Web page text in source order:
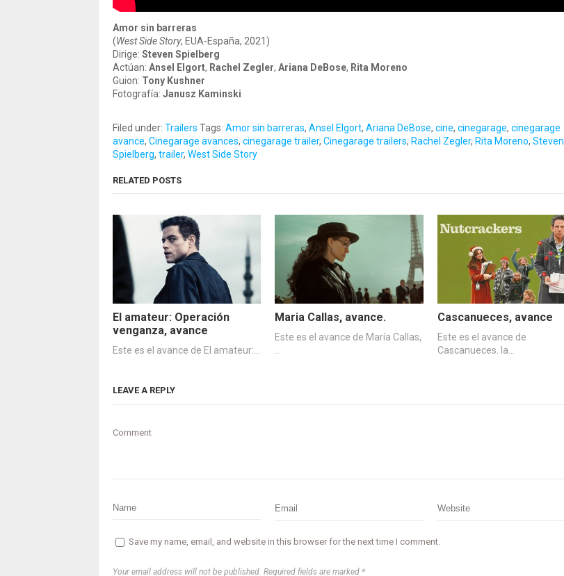
Amor sin barreras
(West Side Story, EUA-España, 2021)
Dirige: Steven Spielberg
Actúan: Ansel Elgort, Rachel Zegler, Ariana DeBose, Rita Moreno
Guion: Tony Kushner
Fotografía: Janusz Kaminski
Filed under: Trailers Tags: Amor sin barreras, Ansel Elgort, Ariana DeBose, cine, cinegarage, cinegarage
avance, Cinegarage avances, cinegarage trailer, Cinegarage trailers, Rachel Zegler, Rita Moreno, Steven
Spielberg, trailer, West Side Story
RELATED POSTS
El amateur: Operación
venganza, avance
Este es el avance de El amateur:…
Maria Callas, avance.
Este es el avance de María Callas,
Cascanueces, avance
Este es el avance de
Cascanueces. la…
LEAVE A REPLY
Comment
Save my name, email, and website in this browser for the next time I comment.
Your email address will not be published. Required fields are marked *